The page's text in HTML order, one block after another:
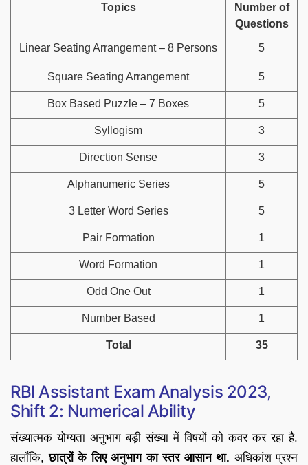
Topics
Number of
Questions
Linear Seating Arrangement – 8 Persons 5
Square Seating Arrangement 5
Box Based Puzzle – 7 Boxes 5
Syllogism 3
Direction Sense 3
Alphanumeric Series 5
3 Letter Word Series 5
Pair Formation 1
Word Formation 1
Odd One Out 1
Number Based 1
Total 35
RBI Assistant Exam Analysis 2023,
Shift 2: Numerical Ability
संख्यात्मक योग्यता अनुभाग बड़ी संख्या में विषयों को कवर कर रहा है.
हालाँकि,छात्रों के लिए अनुभाग का स्तर आसान था. अधिकांश प्रश्न